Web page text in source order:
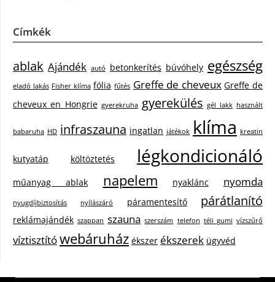
Címkék
ablak Ajándék autó betonkerítés búvóhely egészség
eladó lakás Fisher klíma fólia fűtés Greffe de cheveux Greffe de
cheveux en Hongrie gyerekruha gyerekülés gél lakk használt
babaruha HD infraszauna ingatlan játékok klíma kreatin
kutyatáp költöztetés légkondicionáló
műanyag ablak napelem nyaklánc nyomda
nyugdíjbiztosítás nyílászáró páramentesítő párátlanító
reklámajándék szappan szauna szerszám telefon téli gumi vízszűrő
víztisztítówebáruház ékszer ékszerek ügyvéd